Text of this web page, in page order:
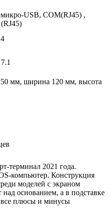
USB, COM(RJ45) ,
мм, ширина 120 мм, высота
2021 года.
Конструкция
моделей с экраном
основанием, а в подставке
все плюсы и минусы